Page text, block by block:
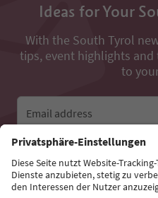
Ideas for Your
With the South Tyrol
tips, event highlights
to
Email address
Sign up